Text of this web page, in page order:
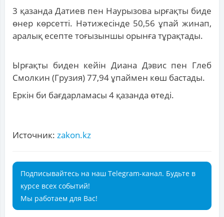
3 қазанда Датиев пен Наурызова ырғақты биде
өнер көрсетті. Нәтижесінде 50,56 ұпай жинап,
аралық есепте тоғызыншы орынға тұрақтады.
Ырғақты биден кейін Диана Дэвис пен Глеб
Смолкин (Грузия) 77,94 ұпаймен көш бастады.
Еркін би бағдарламасы 4 қазанда өтеді.
Источник: zakon.kz
Подписывайтесь на наш Telegram-канал. Будьте в
курсе всех событий!
Мы работаем для Вас!